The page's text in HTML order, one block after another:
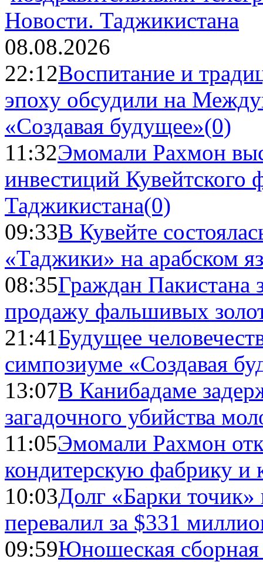
Новости. Таджикистана
08.08.2026
22:12Воспитание и
эпоху обсудили на
«Создавая будущее»(0)
11:32Эмомали Рахмон
инвестиций Кувейтского
Таджикистана(0)
09:33В Кувейте
«Таджики» на арабском
08:35Граждан Пакистана
продажу фальшивых
21:41Будущее
симпозиуме «Создавая
13:07В Канибадаме
загадочного убийства
11:05Эмомали Рахмон
кондитерскую фабрику и
10:03Долг «Барки
перевалил за $331
09:59Юношеская